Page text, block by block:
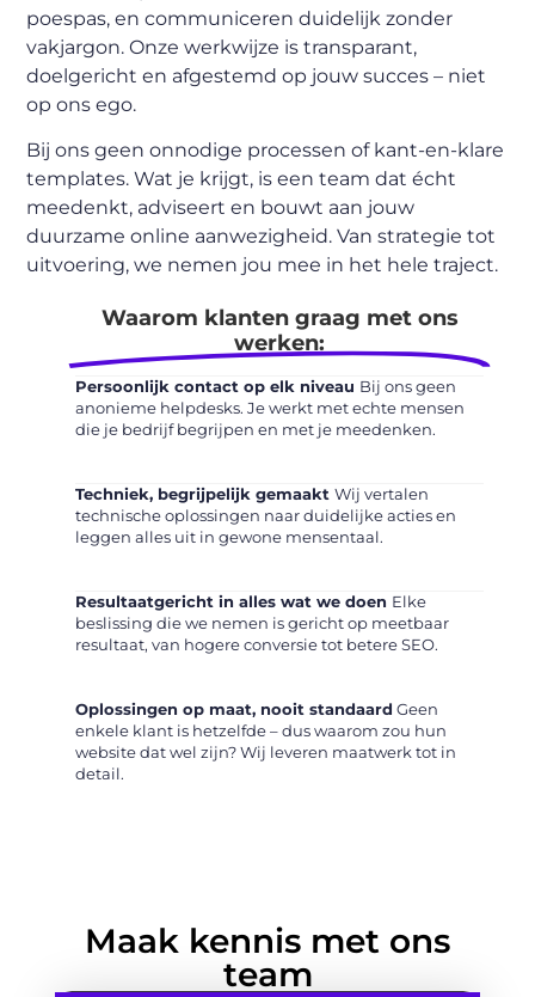
poespas, en communiceren duidelijk zonder
vakjargon. Onze werkwijze is transparant,
doelgericht en afgestemd op jouw succes – niet
op ons ego.
Bij ons geen onnodige processen of kant-en-klare
templates. Wat je krijgt, is een team dat écht
meedenkt, adviseert en bouwt aan jouw
duurzame online aanwezigheid. Van strategie tot
uitvoering, we nemen jou mee in het hele traject.
Waarom klanten graag met ons
werken:
Persoonlijk contact op elk niveau Bij ons geen
anonieme helpdesks. Je werkt met echte mensen
die je bedrijf begrijpen en met je meedenken.
Techniek, begrijpelijk gemaakt Wij vertalen
technische oplossingen naar duidelijke acties en
leggen alles uit in gewone mensentaal.
Resultaatgericht in alles wat we doen Elke
beslissing die we nemen is gericht op meetbaar
resultaat, van hogere conversie tot betere SEO.
Oplossingen op maat, nooit standaard Geen
enkele klant is hetzelfde – dus waarom zou hun
website dat wel zijn? Wij leveren maatwerk tot in
detail.
Maak kennis met ons
team